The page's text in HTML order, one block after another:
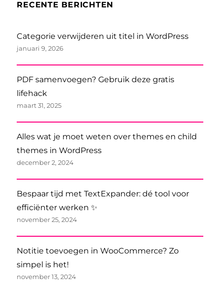
RECENTE BERICHTEN
Categorie verwijderen uit titel in WordPress
januari 9, 2026
PDF samenvoegen? Gebruik deze gratis
lifehack
maart 31, 2025
Alles wat je moet weten over themes en child
themes in WordPress
december 2, 2024
Bespaar tijd met TextExpander: dé tool voor
efficiënter werken ✨
november 25, 2024
Notitie toevoegen in WooCommerce? Zo
simpel is het!
november 13, 2024